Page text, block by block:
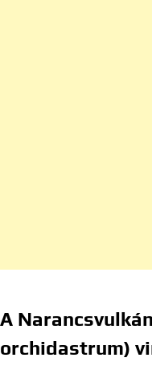
A
orchidastrum)